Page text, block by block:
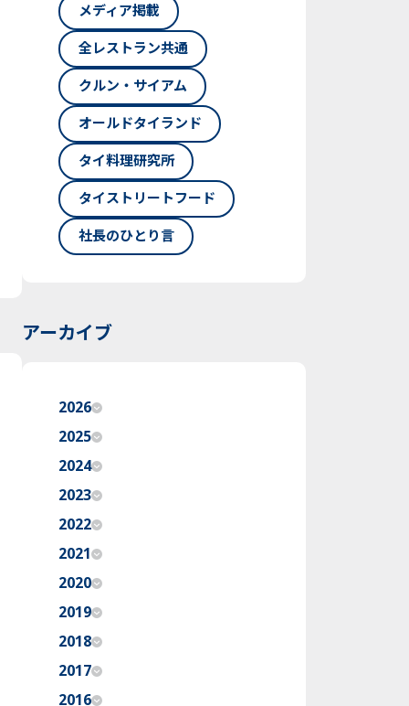
メディア掲載
全レストラン共通
クルン・サイアム
オールドタイランド
タイ料理研究所
タイストリートフード
社長のひとり言
アーカイブ
2026
2025
2024
2023
2022
2021
2020
2019
2018
2017
2016